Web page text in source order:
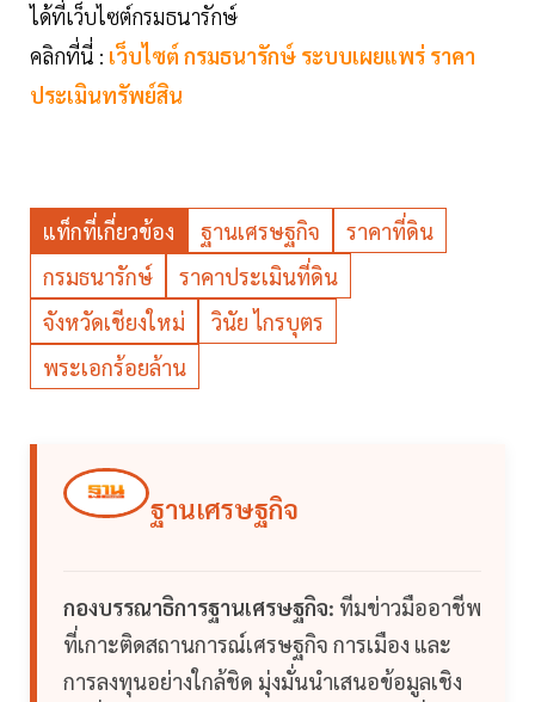
ได้ที่เว็บไซต์กรมธนารักษ์
คลิกที่นี่ : เว็บไซต์ กรมธนารักษ์ ระบบเผยแพร่ ราคา
ประเมินทรัพย์สิน
แท็กที่เกี่ยวข้อง ฐานเศรษฐกิจ
ราคาที่ดิน
กรมธนารักษ์
ราคาประเมินที่ดิน
จังหวัดเชียงใหม่
วินัย ไกรบุตร
พระเอกร้อยล้าน
ฐานเศรษฐกิจ
กองบรรณาธิการฐานเศรษฐกิจ: ทีมข่าวมืออาชีพ
ที่เกาะติดสถานการณ์เศรษฐกิจ การเมือง และ
การลงทุนอย่างใกล้ชิด มุ่งมั่นนำเสนอข้อมูลเชิง